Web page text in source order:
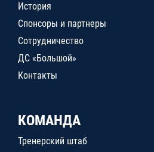
История
Спонсоры и партнеры
Сотрудничество
ДС «Большой»
Контакты
КОМАНДА
Тренерский штаб